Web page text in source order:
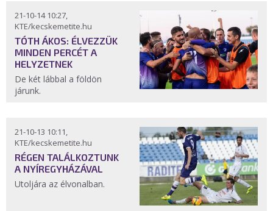
21-10-14 10:27,
KTE/kecskemetite.hu
TÓTH ÁKOS: ÉLVEZZÜK
MINDEN PERCÉT A
HELYZETNEK
De két lábbal a földön
járunk.
21-10-13 10:11,
KTE/kecskemetite.hu
RÉGEN TALÁLKOZTUNK
A NYÍREGYHÁZÁVAL
Utoljára az élvonalban.